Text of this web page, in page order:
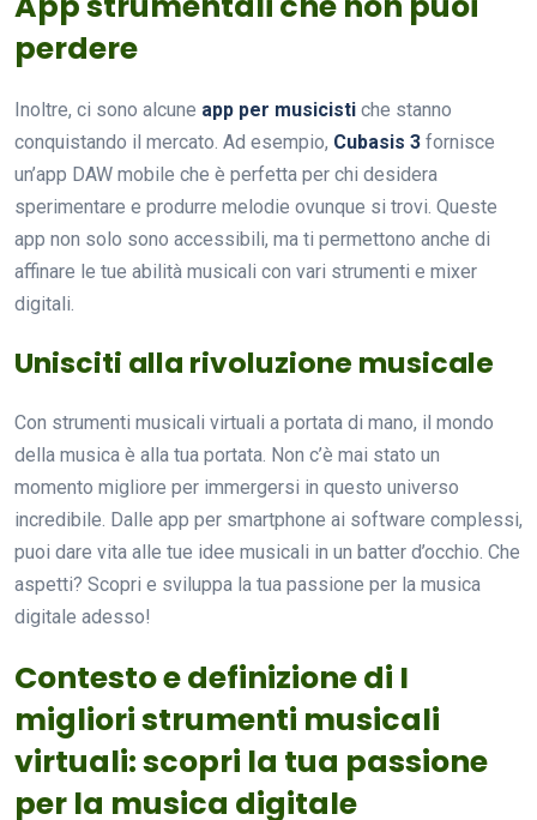
perdere
Inoltre, ci sono alcune app per musicisti che stanno
conquistando il mercato. Ad esempio, Cubasis 3 fornisce
un’app DAW mobile che è perfetta per chi desidera
sperimentare e produrre melodie ovunque si trovi. Queste
app non solo sono accessibili, ma ti permettono anche di
affinare le tue abilità musicali con vari strumenti e mixer
digitali.
Unisciti alla rivoluzione musicale
Con strumenti musicali virtuali a portata di mano, il mondo
della musica è alla tua portata. Non c’è mai stato un
momento migliore per immergersi in questo universo
incredibile. Dalle app per smartphone ai software complessi,
puoi dare vita alle tue idee musicali in un batter d’occhio. Che
aspetti? Scopri e sviluppa la tua passione per la musica
digitale adesso!
Contesto e definizione di I
migliori strumenti musicali
virtuali: scopri la tua passione
per la musica digitale